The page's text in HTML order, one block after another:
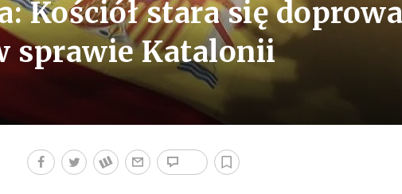
Kościół stara się
sprawie Katalonii